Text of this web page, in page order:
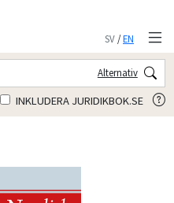
SV/EN
Alternativ
INKLUDERA JURIDIKBOK.SE